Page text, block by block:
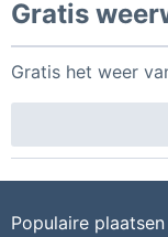
Gratis
Gratis het weer
Populaire plaatsen